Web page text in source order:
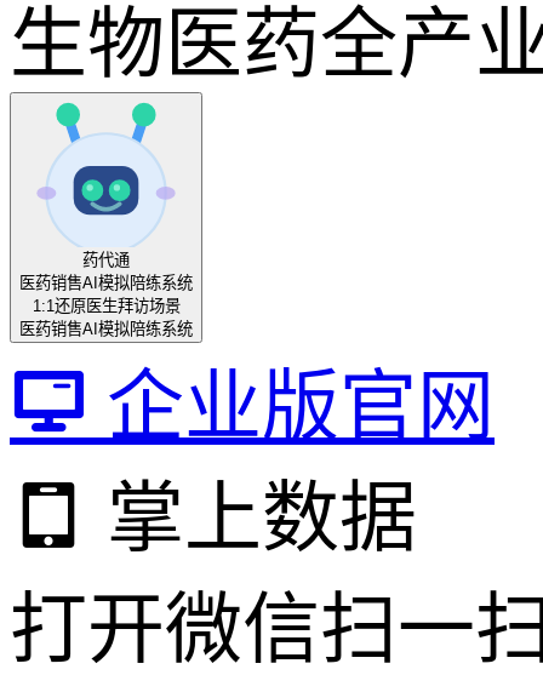
生物医药全产
药代通
医药销售AI模拟陪练系统
1:1还原医生拜访场景
医药销售AI模拟陪练系统
企业版官网
掌上数据
打开微信扫一